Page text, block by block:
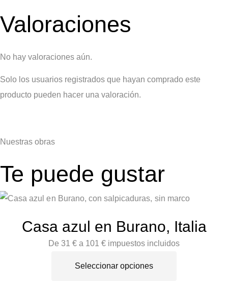
Valoraciones
No hay valoraciones aún.
Solo los usuarios registrados que hayan comprado este
producto pueden hacer una valoración.
Nuestras obras
Te puede gustar
Casa azul en Burano, Italia
De 31 € a 101 € impuestos incluidos
Seleccionar opciones